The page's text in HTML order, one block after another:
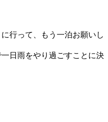
行って、もう一泊お願いし
日雨をやり過ごすことに決